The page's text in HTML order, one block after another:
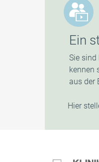
Ein
Sie
kennen
aus der
Hier